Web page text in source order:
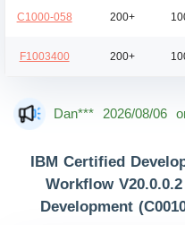
C1000-058 200+
F1003400 200+
Dan*** 2026/08/06
Owe*** 2026/08/06
The*** 2026/08/06
IBM Certified
Workflow
Development